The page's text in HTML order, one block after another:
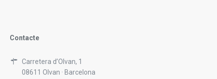
Contacte
Carretera d’Olvan, 1
08611 Olvan · Barcelona